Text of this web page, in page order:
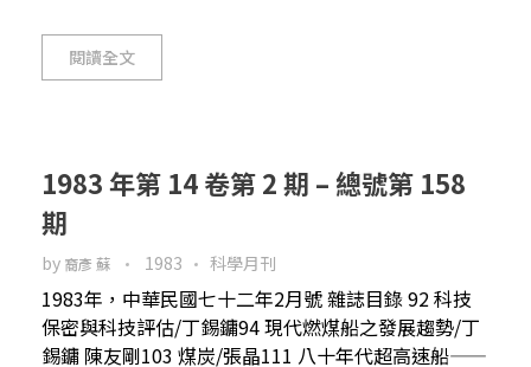
閱讀全文
1983 年第 14 卷第 2 期 – 總號第 158
期
by 裔彥 蘇 1983 科學月刊
1983年，中華民國七十二年2月號 雜誌目錄 92 科技
保密與科技評估/丁錫鏞94 現代燃煤船之發展趨勢/丁
錫鏞 陳友剛103 煤炭/張晶111 八十年代超高速船——